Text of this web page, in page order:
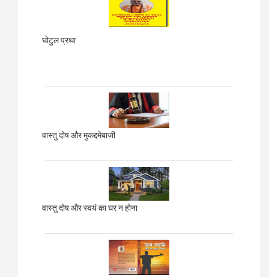
घोटुल प्रथा
वास्तु दोष और मुकद्दमेबाजी
वास्तु दोष और स्वयं का घर न होना